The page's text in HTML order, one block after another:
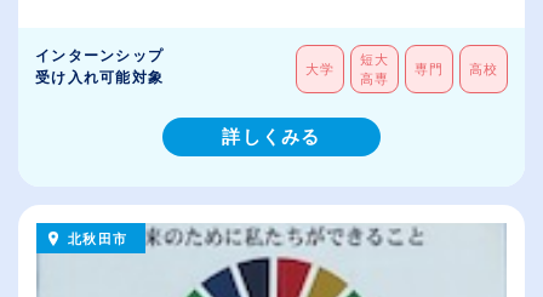
インターンシップ
受け入れ可能対象
大学
短大
高専
専門 高校
詳しくみる
北秋田市